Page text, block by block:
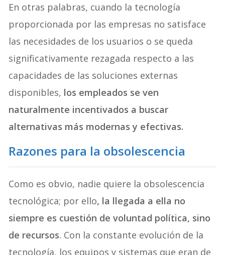
En otras palabras, cuando la tecnología
proporcionada por las empresas no satisface
las necesidades de los usuarios o se queda
significativamente rezagada respecto a las
capacidades de las soluciones externas
disponibles, los empleados se ven
naturalmente incentivados a buscar
alternativas más modernas y efectivas.
Razones para la obsolescencia
Como es obvio, nadie quiere la obsolescencia
tecnológica; por ello, la llegada a ella no
siempre es cuestión de voluntad política, sino
de recursos. Con la constante evolución de la
tecnología, los equipos y sistemas que eran de